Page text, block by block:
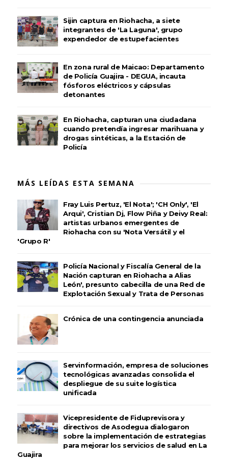
Sijin captura en Riohacha, a siete
integrantes de 'La Laguna', grupo
expendedor de estupefacientes
En zona rural de Maicao: Departamento
de Policía Guajira - DEGUA, incauta
fósforos eléctricos y cápsulas
detonantes
En Riohacha, capturan una ciudadana
cuando pretendía ingresar marihuana y
drogas sintéticas, a la Estación de
Policía
MÁS LEÍDAS ESTA SEMANA
Fray Luis Pertuz, 'El Nota'; 'CH Only', 'El
Arqui', Cristian Dj, Flow Piña y Deivy Real:
artistas urbanos emergentes de
Riohacha con su 'Nota Versátil y el
'Grupo R'
Policía Nacional y Fiscalía General de la
Nación capturan en Riohacha a Alias
León', presunto cabecilla de una Red de
Explotación Sexual y Trata de Personas
Crónica de una contingencia anunciada
Servinformación, empresa de soluciones
tecnológicas avanzadas consolida el
despliegue de su suite logística
unificada
Vicepresidente de Fiduprevisora y
directivos de Asodegua dialogaron
sobre la implementación de estrategias
para mejorar los servicios de salud en La
Guajira